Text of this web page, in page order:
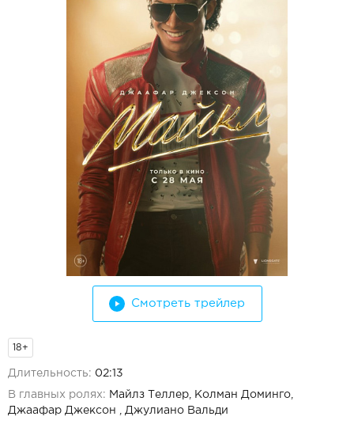
Смотреть трейлер
18+
Длительность: 02:13
В главных ролях: Майлз Теллер, Колман Доминго,
Джаафар Джексон , Джулиано Вальди